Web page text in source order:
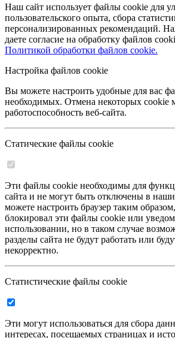
Наш сайт использует файлы cookie для
пользовательского опыта, сбора
персонализированных рекомендаций.
даете согласие на обработку файлов
Политикой обработки файлов cookie.
Настройка файлов cookie
Вы можете настроить удобные для вас
необходимых. Отмена некоторых cookie
работоспособность веб-сайта.
Статические файлы cookie
Эти файлы cookie необходимы для
сайта и не могут быть отключены в
можете настроить браузер таким
блокировал эти файлы cookie или
использовании, но в таком случае
разделы сайта не будут работать или
некорректно.
Статистические файлы cookie
Эти могут использоваться для сбора
интересах, посещаемых страницах и